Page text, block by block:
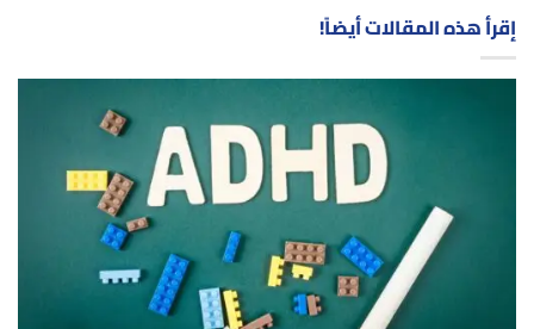
إقرأ هذه المقالات أيضاً!